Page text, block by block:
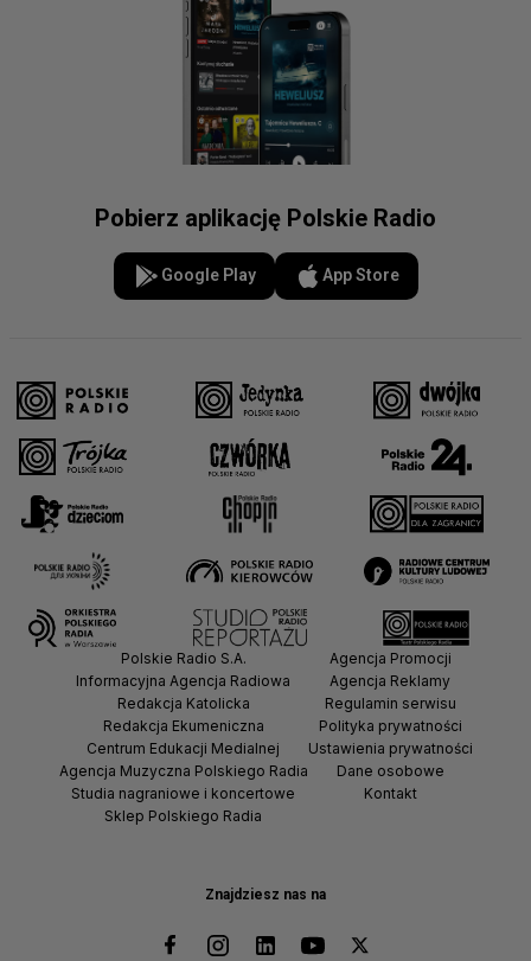
Pobierz aplikację Polskie Radio
Google Play App Store
Znajdziesz nas na
Polskie Radio S.A.
Informacyjna Agencja Radiowa
Redakcja Katolicka
Redakcja Ekumeniczna
Centrum Edukacji Medialnej
Agencja Muzyczna Polskiego Radia
Studia nagraniowe i koncertowe
Sklep Polskiego Radia
Agencja Promocji
Agencja Reklamy
Regulamin serwisu
Polityka prywatności
Ustawienia prywatności
Dane osobowe
Kontakt